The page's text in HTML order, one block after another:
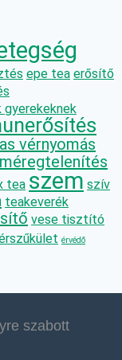
epe tea erősítő
gyerekeknek
vérnyomás
méregtelenítés
tea szem szív
teakeverék
vese tisztító
érvédő
szabott